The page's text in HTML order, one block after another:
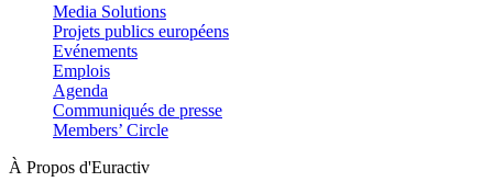
Media Solutions
Projets publics européens
Evénements
Emplois
Agenda
Communiqués de presse
Members’ Circle
À Propos d'Euractiv